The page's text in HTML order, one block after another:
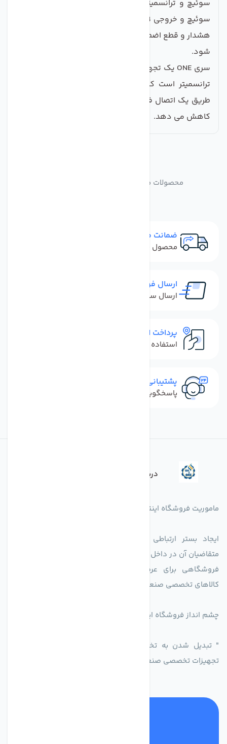
سوئیچ و ترانسمیتر الکترونیکی ضد انفجار با خروجی رله
شود.
سری ONE یک تجهیز چند منظوره ترکیبی از سوئیچ، گیج و
ترانسمیتر است که با استفاده از سیم کشی موجود از
طریق یک اتصال فرآیندی نصب می شود و هزینه نصب را
کاهش می دهد.
محصولات مشابه Digital Pressure Switch UE
ضمانت مرجوعی
محصول نباید آسیب دیده باشد
ارسال فوری
ارسال سفارش در کمترین زمان ممکن
پرداخت امن
استفاده از روش‌های پرداخت امن
پشتیبانی سریع
پاسخگویی سریع به تماس‌ها و پیام‌ها
درباره فروشگاه
ماموریت فروشگاه اینترنتی اکسین شاپ بدین شرح می باشد.
ایجاد بستر ارتباطی بین دارندگان کالاهای تخصصی است با
متقاضیان آن در داخل کشور.
فروشگاهی برای عرضه محصولات تولید کنندگاه یا دارندگان
کالاهای تخصصی صنعتی در راستای تخصص شرکت
چشم انداز فروشگاه اینترنتی اکسین شاپ
" تبدیل شدن به تخصصی ترین و پر فروش ترین بازار مجازی
تجهیزات تخصصی صنعتی ایران